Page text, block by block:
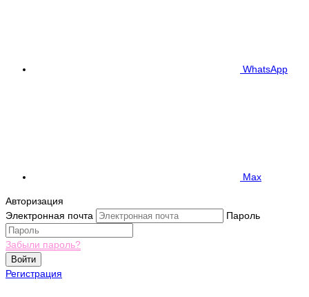
WhatsApp
Max
Авторизация
Электронная почта
Пароль
Забыли пароль?
Войти
Регистрация